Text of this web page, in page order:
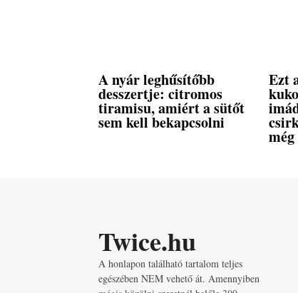
A nyár leghűsítőbb
desszertje: citromos
tiramisu, amiért a sütőt
sem kell bekapcsolni
Ezt
Twice.hu
A honlapon található tartalom teljes
egészében NEM vehető át. Amennyiben